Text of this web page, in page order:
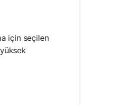
için seçilen